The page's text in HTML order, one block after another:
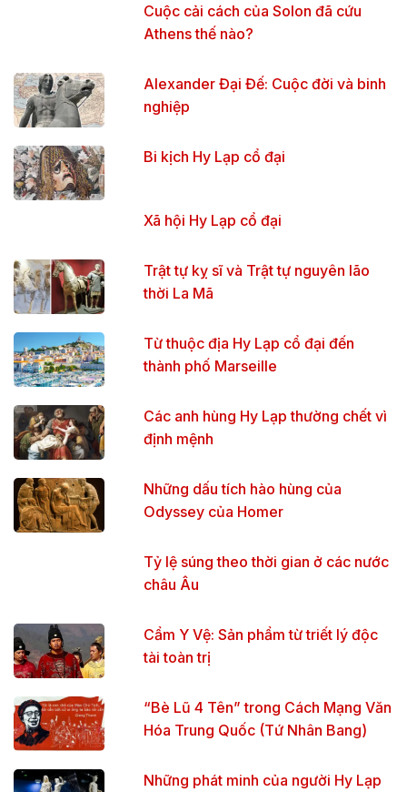
Cuộc cải cách của Solon đã cứu
Athens thế nào?
Alexander Đại Đế: Cuộc đời và binh
nghiệp
Bi kịch Hy Lạp cổ đại
Xã hội Hy Lạp cổ đại
Trật tự kỵ sĩ và Trật tự nguyên lão
thời La Mã
Từ thuộc địa Hy Lạp cổ đại đến
thành phố Marseille
Các anh hùng Hy Lạp thường chết vì
định mệnh
Những dấu tích hào hùng của
Odyssey của Homer
Tỷ lệ súng theo thời gian ở các nước
châu Âu
Cẩm Y Vệ: Sản phẩm từ triết lý độc
tài toàn trị
“Bè Lũ 4 Tên” trong Cách Mạng Văn
Hóa Trung Quốc (Tứ Nhân Bang)
Những phát minh của người Hy Lạp